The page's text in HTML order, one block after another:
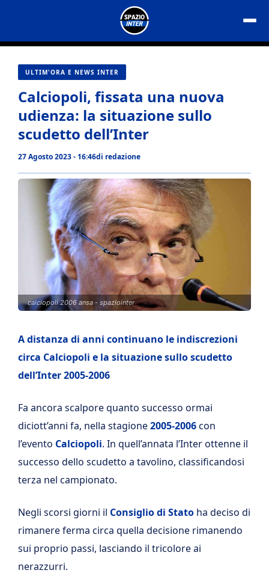
contenuto
ULTIM'ORA E NEWS INTER
Calciopoli, fissata una nuova
udienza: la situazione sullo
scudetto dell’Inter
27 Agosto 2023 - 16:46di redazione
calciopoli 2006 ansa - spaziointer
A distanza di anni continuano le indiscrezioni
circa Calciopoli e la situazione sullo scudetto
dell’Inter 2005-2006
Fa ancora scalpore quanto successo ormai
diciott’anni fa, nella stagione2005-2006con
l’evento Calciopoli. In quell’annata l’Inter ottenne il
successo dello scudetto a tavolino, classificandosi
terza nel campionato.
Negli scorsi giorni il Consiglio di Stato ha deciso di
rimanere ferma circa quella decisione rimanendo
sui proprio passi, lasciando il tricolore ai
nerazzurri.